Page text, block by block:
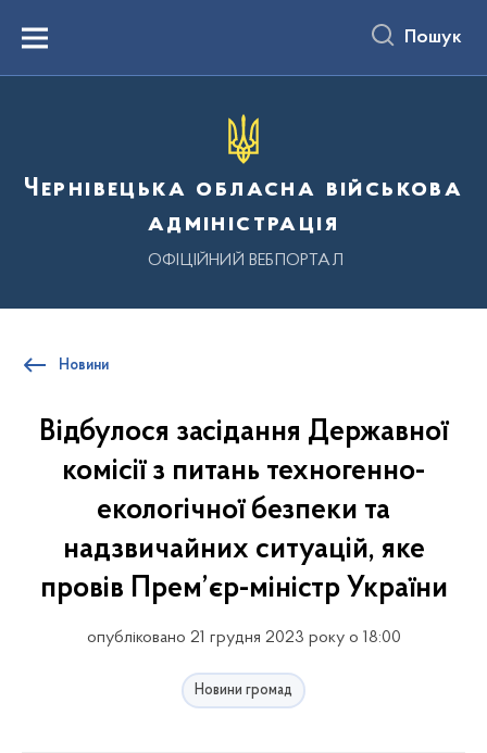
вмістуMenu Пошук
Чернівецька обласна військова
адміністрація
ОФІЦІЙНИЙ ВЕБПОРТАЛ
Новини
Відбулося засідання Державної
комісії з питань техногенно-
екологічної безпеки та
надзвичайних ситуацій, яке
провів Прем’єр-міністр України
опубліковано 21 грудня 2023 року о 18:00
Новини громад